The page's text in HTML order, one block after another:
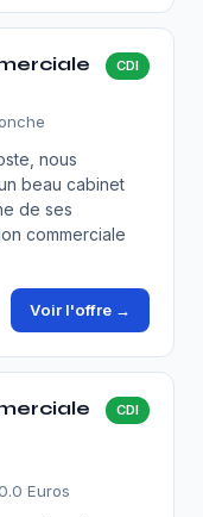
CDI
nous
beau cabinet
de ses
commerciale
Voir l'offre →
CDI
Euros